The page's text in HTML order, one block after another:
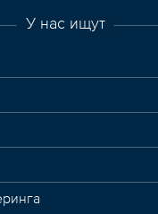
У нас ищут